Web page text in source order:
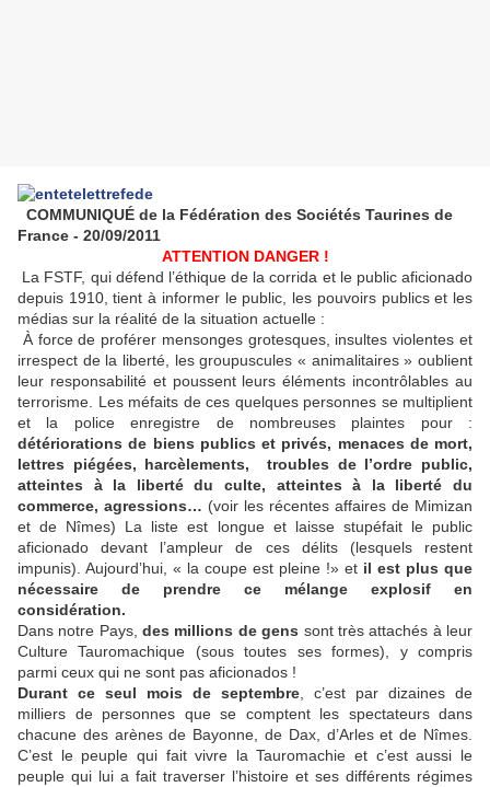
COMMUNIQUÉ de la Fédération des Sociétés Taurines de
France - 20/09/2011
ATTENTION DANGER !
La FSTF, qui défend l’éthique de la corrida et le public aficionado
depuis 1910, tient à informer le public, les pouvoirs publics et les
médias sur la réalité de la situation actuelle :
À force de proférer mensonges grotesques, insultes violentes et
irrespect de la liberté, les groupuscules « animalitaires » oublient
leur responsabilité et poussent leurs éléments incontrôlables au
terrorisme. Les méfaits de ces quelques personnes se multiplient
et la police enregistre de nombreuses plaintes pour :
détériorations de biens publics et privés, menaces de mort,
lettres piégées, harcèlements, troubles de l’ordre public,
atteintes à la liberté du culte, atteintes à la liberté du
commerce, agressions… (voir les récentes affaires de Mimizan
et de Nîmes)
La liste est longue et laisse stupéfait le public
aficionado devant l’ampleur de ces délits (lesquels restent
impunis). Aujourd’hui, « la coupe est pleine !» et il est plus que
nécessaire de prendre ce mélange explosif en
considération.
Dans notre Pays,des millions de gens sont très attachés à leur
Culture Tauromachique (sous toutes ses formes), y compris
parmi ceux qui ne sont pas aficionados !
Durant ce seul mois de septembre , c’est par dizaines de
milliers de personnes que se comptent les spectateurs dans
chacune des arènes de Bayonne, de Dax, d’Arles et de Nîmes.
C’est le peuple qui fait vivre la Tauromachie et c’est aussi le
peuple qui lui a fait traverser l’histoire et ses différents régimes